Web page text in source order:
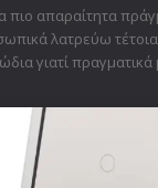
πιο απαραίτητα
λατρεύω
γιατί πραγματικά